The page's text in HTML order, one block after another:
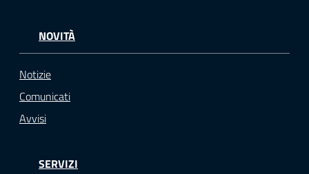
NOVITÀ
Notizie
Comunicati
Avvisi
SERVIZI